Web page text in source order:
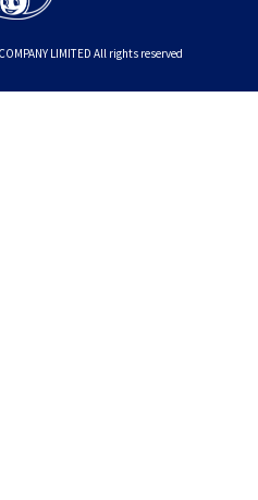
LIMITED All rights reserved